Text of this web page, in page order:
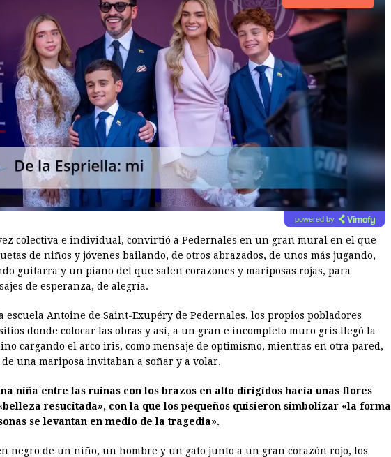
powered by
colectiva e individual, convirtió a Pedernales en un gran mural en el que
de niños y jóvenes bailando, de otros abrazados, de unos más jugando,
guitarra y un piano del que salen corazones y mariposas rojas, para
de esperanza, de alegría.
escuela Antoine de Saint-Exupéry de Pedernales, los propios pobladores
donde colocar las obras y así, a un gran e incompleto muro gris llegó la
cargando el arco iris, como mensaje de optimismo, mientras en otra pared,
una mariposa invitaban a soñar y a volar.
niña entre las ruinas con los brazos en alto dirigidos hacia unas flores
resucitada», con la que los pequeños quisieron simbolizar «la forma
se levantan en medio de la tragedia».
negro de un niño, un hombre y un gato junto a un gran corazón rojo, los